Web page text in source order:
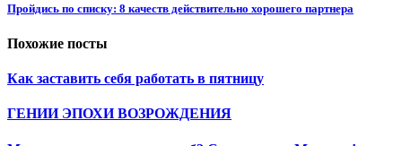
Пройдись по списку: 8 качеств действительно хорошего партнера
Похожие посты
Как заставить себя работать в пятницу
ГЕНИИ ЭПОХИ ВОЗРОЖДЕНИЯ